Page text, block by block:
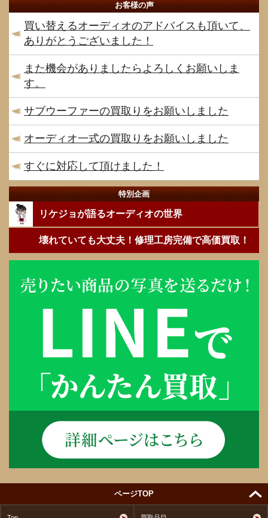
お客様の声
買い替えるオーディオのアドバイスも頂いて、
ありがとうございました！
また機会がありましたらよろしくお願いしま
す。
サブウーファーの買取りをお願いしました
オーディオ一式の買取りをお願いしました
すぐに対応して頂けました！
特別企画
リケジョが語るオーディオの世界
壊れていても大丈夫！修理工房完備で高価買取！
ページTOP